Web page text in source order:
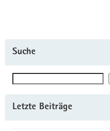
Suche
Suchen
Letzte Beiträge